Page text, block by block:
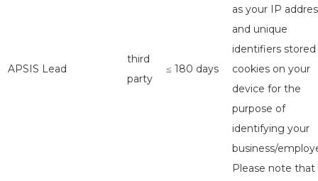
APSIS Lead
third
party
≤ 180 days
as your IP
and unique
identifiers stored
cookies on your
device for the
purpose of
identifying your
business/
Please note that